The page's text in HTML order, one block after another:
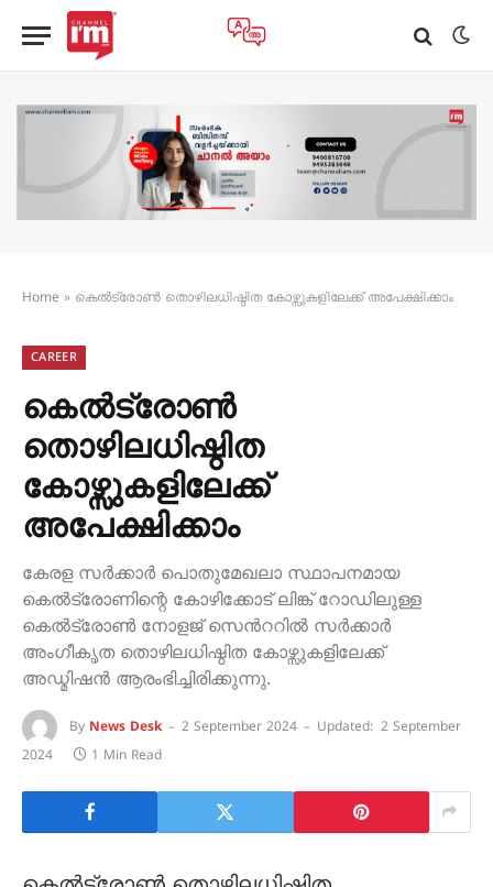
Home » കെൽട്രോൺ തൊഴിലധിഷ്ഠിത കോഴ്സുകളിലേക്ക് അപേക്ഷിക്കാം
CAREER
കെൽട്രോൺ
തൊഴിലധിഷ്ഠിത
കോഴ്സുകളിലേക്ക്
അപേക്ഷിക്കാം
കേരള സർക്കാർ പൊതുമേഖലാ സ്ഥാപനമായ
കെൽട്രോണിന്റെ കോഴിക്കോട് ലിങ്ക് റോഡിലുള്ള
കെൽട്രോൺ നോളജ് സെൻററിൽ സർക്കാർ
അംഗീകൃത തൊഴിലധിഷ്ഠിത കോഴ്സുകളിലേക്ക്
അഡ്മിഷൻ ആരംഭിച്ചിരിക്കുന്നു.
By News Desk 2 September 2024 Updated: 2 September
2024
1 Min Read